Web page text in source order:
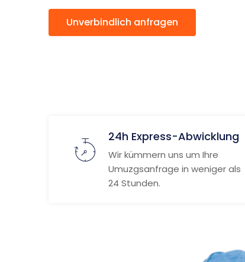
Unverbindlich anfragen
24h Express-Abwicklung
Wir kümmern uns um Ihre
Umuzgsanfrage in weniger als
24 Stunden.